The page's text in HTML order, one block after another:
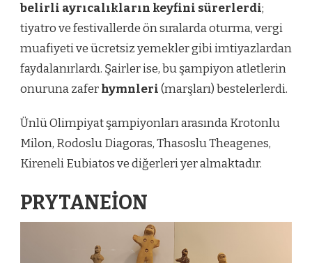
belirli ayrıcalıkların keyfini sürerlerdi;
tiyatro ve festivallerde ön sıralarda oturma, vergi
muafiyeti ve ücretsiz yemekler gibi imtiyazlardan
faydalanırlardı. Şairler ise, bu şampiyon atletlerin
onuruna zaferhymnleri(marşları) bestelerlerdi.
Ünlü Olimpiyat şampiyonları arasında Krotonlu
Milon, Rodoslu Diagoras, Thasoslu Theagenes,
Kireneli Eubiatos ve diğerleri yer almaktadır.
PRYTANEİON